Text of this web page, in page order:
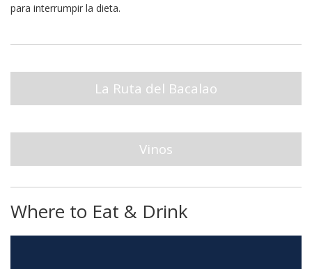
para interrumpir la dieta.
La Ruta del Bacalao
Vinos
Where to Eat & Drink